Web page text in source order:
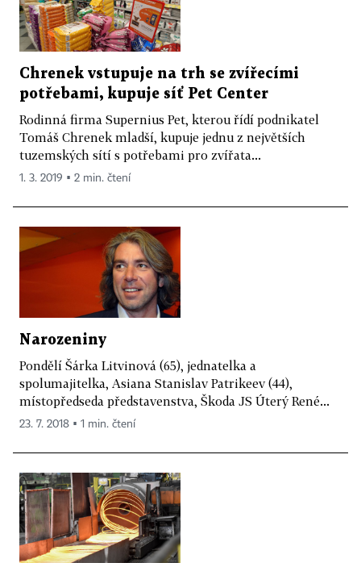
Chrenek vstupuje na trh se zvířecími
potřebami, kupuje síť Pet Center
Rodinná firma Supernius Pet, kterou řídí podnikatel
Tomáš Chrenek mladší, kupuje jednu z největších
tuzemských sítí s potřebami pro zvířata...
1. 3. 2019 ▪ 2 min. čtení
Narozeniny
Pondělí Šárka Litvinová (65), jednatelka a
spolumajitelka, Asiana Stanislav Patrikeev (44),
místopředseda představenstva, Škoda JS Úterý René...
23. 7. 2018 ▪ 1 min. čtení